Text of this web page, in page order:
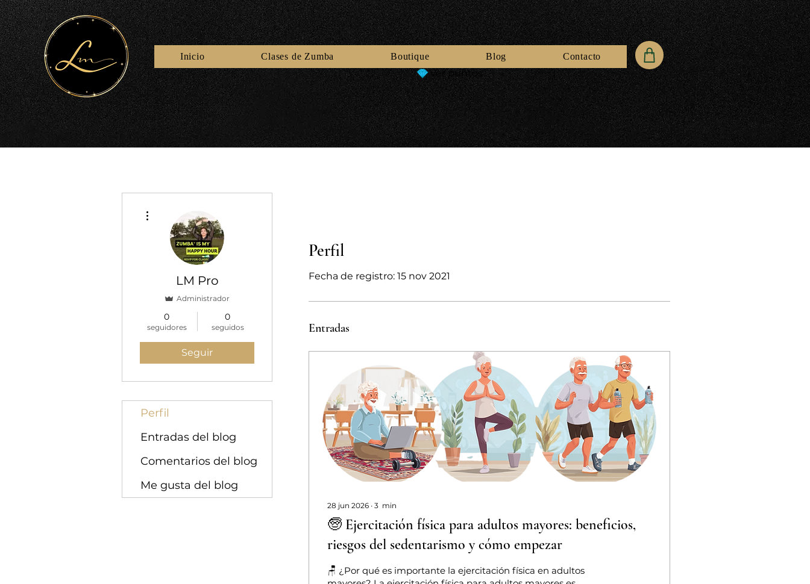
Inicio Clases de Zumba Boutique Blog Contacto
Ver puntos
Perfil
Fecha de registro: 15 nov 2021
Entradas
28 jun 2026 ∙ 3 min
🧓 Ejercitación física para adultos mayores: beneficios,
riesgos del sedentarismo y cómo empezar
🪑 ¿Por qué es importante la ejercitación física en adultos
LM Pro
Administrador
0
seguidores
0
seguidos
Seguir
Perfil
Entradas del blog
Comentarios del blog
Me gusta del blog